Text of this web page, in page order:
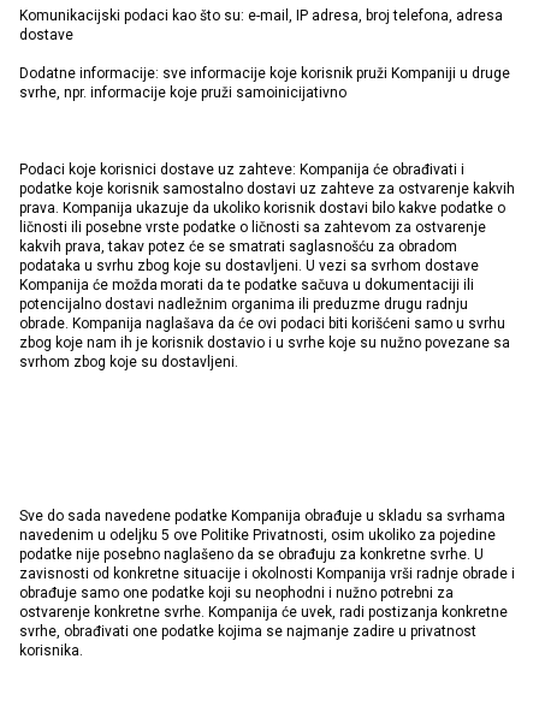
Komunikacijski podaci kao što su: e-mail, IP adresa, broj telefona, adresa
dostave
Dodatne informacije: sve informacije koje korisnik pruži Kompaniji u druge
svrhe, npr. informacije koje pruži samoinicijativno
Podaci koje korisnici dostave uz zahteve: Kompanija će obrađivati i
podatke koje korisnik samostalno dostavi uz zahteve za ostvarenje kakvih
prava. Kompanija ukazuje da ukoliko korisnik dostavi bilo kakve podatke o
ličnosti ili posebne vrste podatke o ličnosti sa zahtevom za ostvarenje
kakvih prava, takav potez će se smatrati saglasnošću za obradom
podataka u svrhu zbog koje su dostavljeni. U vezi sa svrhom dostave
Kompanija će možda morati da te podatke sačuva u dokumentaciji ili
potencijalno dostavi nadležnim organima ili preduzme drugu radnju
obrade. Kompanija naglašava da će ovi podaci biti korišćeni samo u svrhu
zbog koje nam ih je korisnik dostavio i u svrhe koje su nužno povezane sa
svrhom zbog koje su dostavljeni.
Sve do sada navedene podatke Kompanija obrađuje u skladu sa svrhama
navedenim u odeljku 5 ove Politike Privatnosti, osim ukoliko za pojedine
podatke nije posebno naglašeno da se obrađuju za konkretne svrhe. U
zavisnosti od konkretne situacije i okolnosti Kompanija vrši radnje obrade i
obrađuje samo one podatke koji su neophodni i nužno potrebni za
ostvarenje konkretne svrhe. Kompanija će uvek, radi postizanja konkretne
svrhe, obrađivati one podatke kojima se najmanje zadire u privatnost
korisnika.